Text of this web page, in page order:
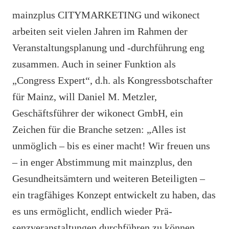
mainzplus CITYMARKETING und wikonect
arbeiten seit vielen Jahren im Rahmen der
Veranstaltungsplanung und -durchführung eng
zusammen. Auch in seiner Funktion als
„Congress Expert“, d.h. als Kongressbotschafter
für Mainz, will Daniel M. Metzler,
Geschäftsführer der wikonect GmbH, ein
Zeichen für die Branche setzen: „Alles ist
unmöglich – bis es einer macht! Wir freuen uns
– in enger Abstimmung mit mainzplus, den
Gesundheitsämtern und weiteren Beteiligten –
ein tragfähiges Konzept entwickelt zu haben, das
es uns ermöglicht, endlich wieder Prä-